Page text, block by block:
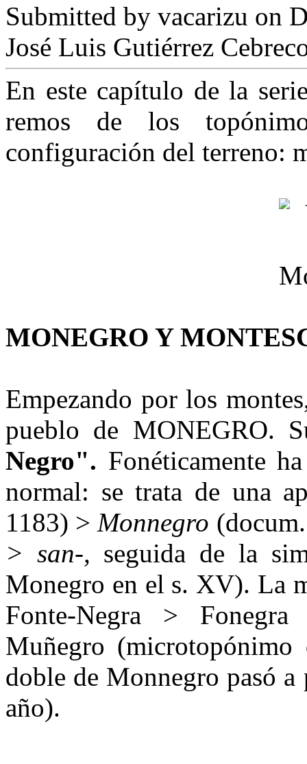
Submitted by vacarizu on
José Luis Gutiérrez
En este capítulo de la
remos de los
configuración del terreno:
MONEGRO Y
Empezando por los
pueblo de MONEGRO.
Negro". Fonéticamente
normal: se trata de una
1183) > Monnegro
> san-, seguida de la
Monegro en el s. XV). La
Fonte-Negra >
Muñegro
doble de Monnegro pasó a
año).